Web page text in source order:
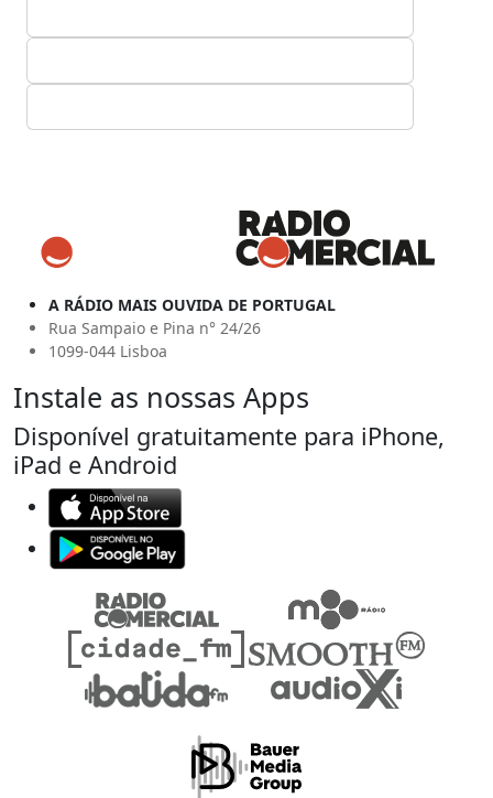
A RÁDIO MAIS OUVIDA DE PORTUGAL
Rua Sampaio e Pina n° 24/26
1099-044 Lisboa
Instale as nossas Apps
Disponível gratuitamente para iPhone,
iPad e Android